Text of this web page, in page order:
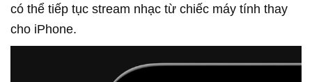
có thể tiếp tục stream nhạc từ chiếc máy tính thay
cho iPhone.